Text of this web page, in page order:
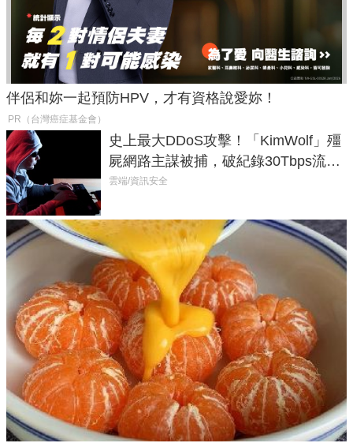
伴侶和妳一起預防HPV，才有資格說愛妳！
PR（台灣癌症基金會）
史上最大DDoS攻擊！「KimWolf」殭
屍網路主謀被捕，破紀錄30Tbps流量
癱瘓全球！
雲端/資訊安全